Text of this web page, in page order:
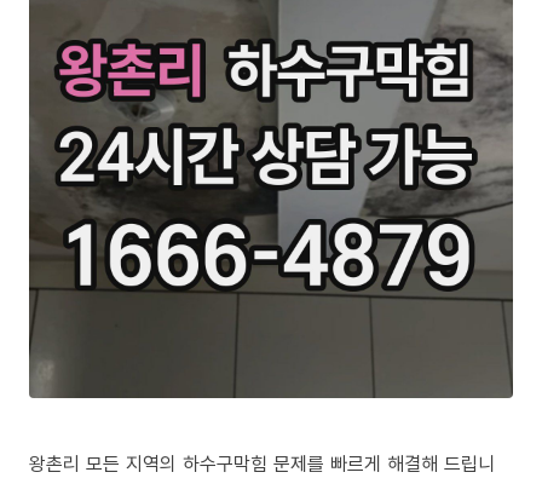
왕촌리 모든 지역의 하수구막힘 문제를 빠르게 해결해 드립니